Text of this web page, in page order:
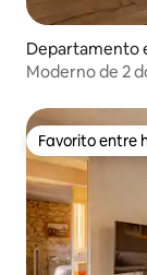
Departamento
Moderno de 2
Favorito entre
Favorito entre